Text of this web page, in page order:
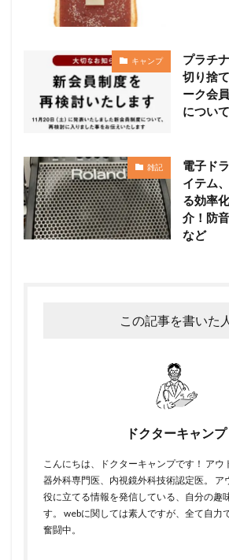
キャンプ
プラチ
切り捨
ーク会
につい
雑記
電子ド
イテム
る効率
介！防
など
この記事を書いた人
ドクターキャンプ
こんにちは、ドクターキャンプです！ ア
器外科専門医、内視鏡外科技術認定医。 ア
役に立てる情報を発信している、自分の趣
す。 webに関しては素人ですが、全て自力
奮闘中。